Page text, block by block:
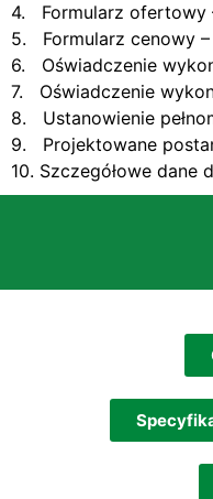
4. Formularz ofertowy
5. Formularz cenowy –
6. Oświadczenie
7. Oświadczenie
8. Ustanowienie
9. Projektowane
10. Szczegółowe dane